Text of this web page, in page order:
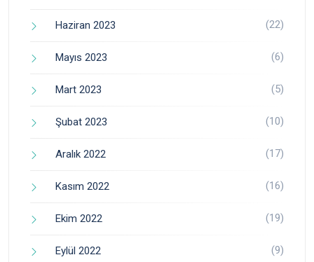
Haziran 2023 (22)
Mayıs 2023 (6)
Mart 2023 (5)
Şubat 2023 (10)
Aralık 2022 (17)
Kasım 2022 (16)
Ekim 2022 (19)
Eylül 2022 (9)